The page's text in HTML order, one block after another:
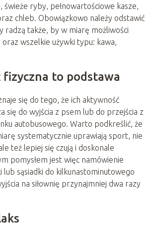
świeże ryby, pełnowartościowe kasze,
chleb. Obowiązkowo należy odstawić
radzą także, by w miarę możliwości
wszelkie używki typu: kawa,
to podstawa
się do tego, że ich aktywność
się do wyjścia z psem lub do przejścia z
autobusowego. Warto podkreślić, że
systematycznie uprawiają sport, nie
też lepiej się czują i doskonale
pomysłem jest więc namówienie
lub sąsiadki do kilkunastominutowego
na siłownię przynajmniej dwa razy